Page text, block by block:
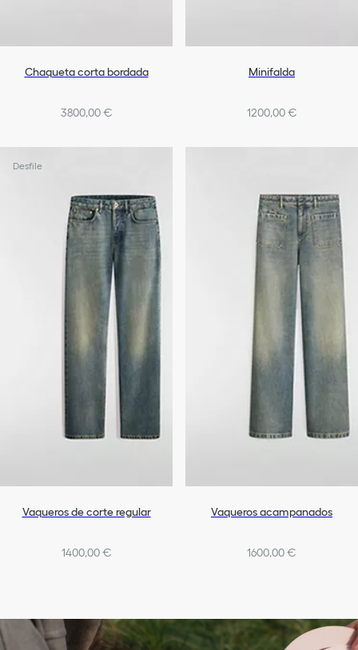
Chaqueta corta bordada
3800,00 €
Minifalda
1200,00 €
Desfile
Vaqueros de corte regular
1400,00 €
Vaqueros acampanados
1600,00 €